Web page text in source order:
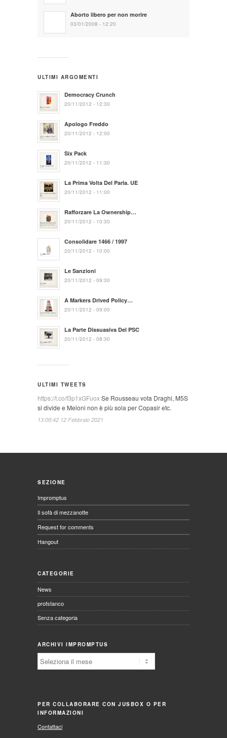
Aborto libero per non morire
03/01/2008 - 12:20
ULTIMI ARGOMENTI
Democracy Crunch
20/11/2012 - 12:30
Apologo Freddo
20/11/2012 - 12:00
Six Pack
20/11/2012 - 11:30
La Prima Volta Del Parla. UE
20/11/2012 - 11:00
Rafforzare La Ownership…
20/11/2012 - 10:30
Consolidare 1466 / 1997
20/11/2012 - 10:00
Le Sanzioni
20/11/2012 - 09:30
A Markers Drived Policy…
20/11/2012 - 09:00
La Parte Dissuasiva Del PSC
20/11/2012 - 08:30
ULTIMI TWEETS
https://t.co/f3p1xGFuoxSe Rousseau vota Draghi, M5S
si divide e Meloni non è più sola per Copasir etc.
13:09:42 12 Febbraio 2021
SEZIONE
Impromptus
Il sofà di mezzanotte
Request for comments
Hangout
CATEGORIE
News
profstanco
Senza categoria
ARCHIVI IMPROMPTUS
Archivi
Impromptus
PER COLLABORARE CON JUSBOX O PER
INFORMAZIONI
Contattaci